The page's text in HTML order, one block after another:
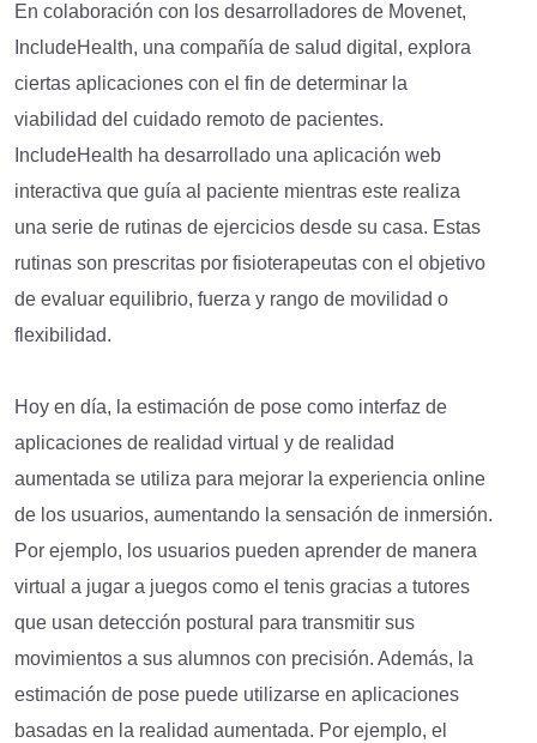
En colaboración con los desarrolladores de Movenet,
IncludeHealth, una compañía de salud digital, explora
ciertas aplicaciones con el fin de determinar la
viabilidad del cuidado remoto de pacientes.
IncludeHealth ha desarrollado una aplicación web
interactiva que guía al paciente mientras este realiza
una serie de rutinas de ejercicios desde su casa. Estas
rutinas son prescritas por fisioterapeutas con el objetivo
de evaluar equilibrio, fuerza y rango de movilidad o
flexibilidad.
Hoy en día, la estimación de pose como interfaz de
aplicaciones de realidad virtual y de realidad
aumentada se utiliza para mejorar la experiencia online
de los usuarios, aumentando la sensación de inmersión.
Por ejemplo, los usuarios pueden aprender de manera
virtual a jugar a juegos como el tenis gracias a tutores
que usan detección postural para transmitir sus
movimientos a sus alumnos con precisión. Además, la
estimación de pose puede utilizarse en aplicaciones
basadas en la realidad aumentada. Por ejemplo, el